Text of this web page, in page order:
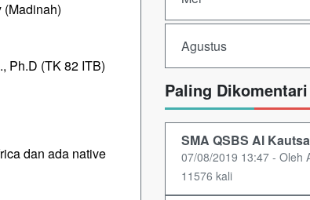
(Madinah)
Ph.D (TK 82 ITB)
dan ada native
Agustus
Paling Dikomentari
SMA QSBS Al
07/08/2019 13:47 - Oleh
11576 kali